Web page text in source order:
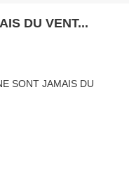
DU VENT...